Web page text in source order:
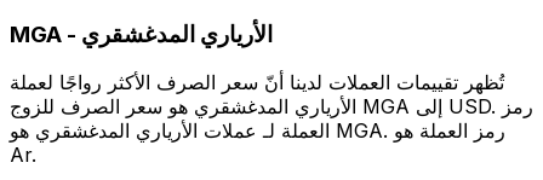
MGA - الأرياري المدغشقري
تُظهر تقييمات العملات لدينا أنّ سعر الصرف الأكثر رواجًا لعملة
الأرياري المدغشقري هو سعر الصرف للزوج MGA إلى USD. رمز
العملة لـ عملات الأرياري المدغشقري هو MGA. رمز العملة هو
Ar.